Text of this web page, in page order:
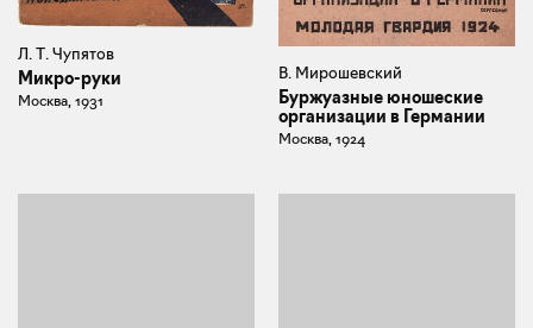
Л. Т. Чупятов
Микро-руки
Москва, 1931
В. Мирошевский
Буржуазные юношеские
организации в Германии
Москва, 1924